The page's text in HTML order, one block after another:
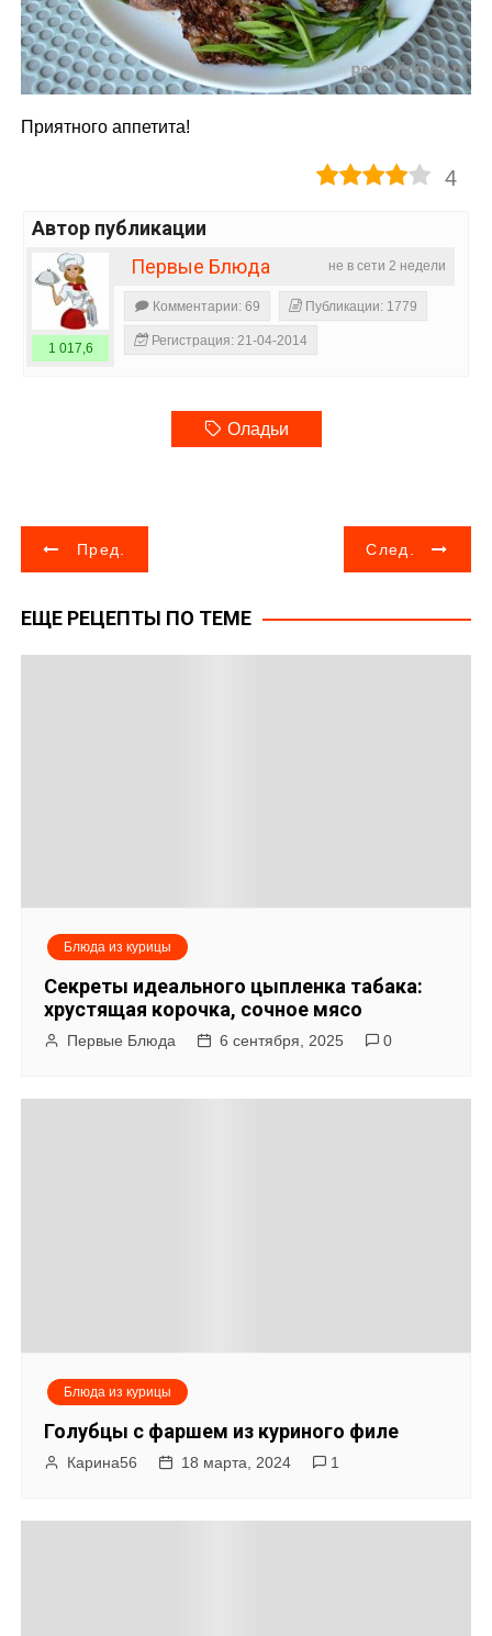
Приятного аппетита!
4
Автор публикации
не в сети 2 недели
Первые Блюда
1 017,6
Комментарии: 69 Публикации: 1779
Регистрация: 21-04-2014
Оладьи
Н
в
м
Пред. След.
ЕЩЕ РЕЦЕПТЫ ПО ТЕМЕ
Блюда из курицы
Секреты идеального цыпленка табака:
хрустящая корочка, сочное мясо
Первые Блюда 6 сентября, 2025 0
Блюда из курицы
Голубцы с фаршем из куриного филе
Карина56 18 марта, 2024 1